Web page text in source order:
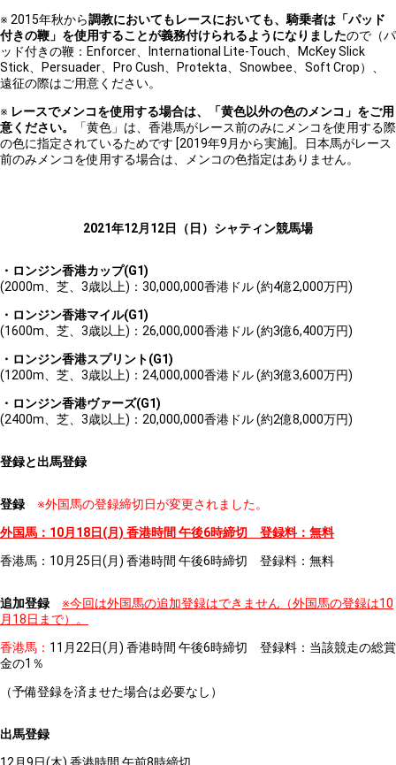
※ 2015年秋から調教においてもレースにおいても、騎乗者は「パッド
付きの鞭」を使用することが義務付けられるようになりましたので（パ
ッド付きの鞭： Enforcer、 International Lite-Touch、
McKey Slick
Stick、 Persuader、 Pro Cush、 Protekta、 Snowbee、 Soft Crop）、
遠征の際はご用意ください。
※ レースでメンコを使用する場合は、「黄色以外の色のメンコ」をご用
意ください。
「黄色」は、香港馬がレース前のみにメンコを使用する際
の色に指定されているためです [2019年9月から実施]。日本馬がレース
前のみメンコを使用する場合は、メンコの色指定はありません。
2021年12月 12日 （日）シャティン競馬場
・ロンジン香港カップ(G1)
(2000m、芝、3歳以上)：30,000,000香港ドル (約4億2,000万円)
・ロンジン香港マイル(G1)
(1600m、芝、3歳以上)：26,000,000香港ドル (約3億6,400万円)
・ロンジン香港スプリント(G1)
(1200m、芝、3歳以上)：24,000,000香港ドル (約3億3,600万円)
・ロンジン香港ヴァーズ(G1)
(2400m、芝、3歳以上)：20,000,000香港ドル (約2億8,000万円)
登録と出馬登録
登録
※外国馬の登録締切日が変更されました。
外国馬：10月18日(月) 香港時間 午後6時締切 登録料：無料
香港馬：10月25日(月) 香港時間 午後6時締切 登録料：無料
追加登録
※今回は外国馬の追加登録はできません（外国馬の登録は10
月18日まで）。
香港馬： 11月22日(月) 香港時間 午後6時締切 登録料：当該競走の総賞
金の1％
（予備登録を済ませた場合は必要なし）
出馬登録